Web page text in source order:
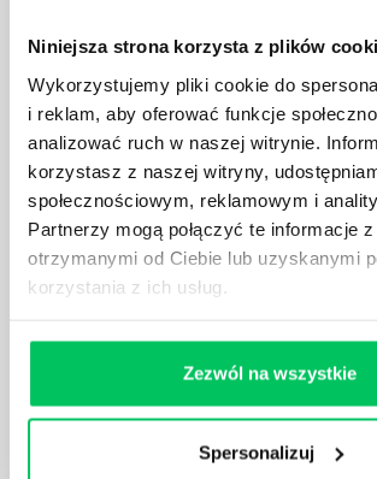
Niniejsza strona korzysta z plików
Wykorzystujemy pliki cookie do
i reklam, aby oferować funkcje
analizować ruch w naszej witrynie.
korzystasz z naszej witryny,
społecznościowym, reklamowym i
Partnerzy mogą połączyć te informacje
otrzymanymi od Ciebie lub uzyskanymi
korzystania z ich usług.
Zezwól na wszystkie
Spersonalizuj
Daj nam poznać TWOJE
POTRZEBY
Zadzwoń do nas:
tel.:505 273 550